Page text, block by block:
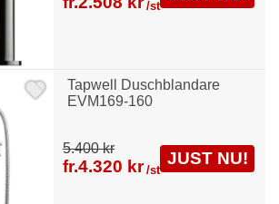
Tapwell Duschblandare
EVM169-160
/st
5.400 kr
fr.4.320 kr /st
JUST NU!